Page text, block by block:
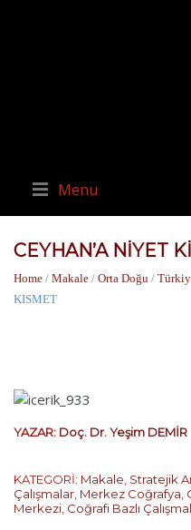
Menu
CEYHAN’A NİYET
Home / Makale / Orta Doğu /
KISMET
YAZAR: Doç. Dr. Yeşim DEMİR
KATEGORİ: Makale, Stratejik
Çalışmalar, Merkez Coğrafya,
Merkezi, Coğrafi Bazlı